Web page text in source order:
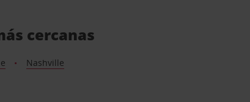
cercanas
Nashville